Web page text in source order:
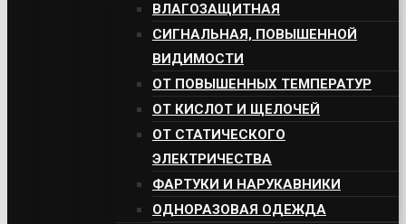
ВЛАГОЗАЩИТНАЯ
СИГНАЛЬНАЯ, ПОВЫШЕННОЙ
ВИДИМОСТИ
ОТ ПОВЫШЕННЫХ ТЕМПЕРАТУР
ОТ КИСЛОТ И ЩЕЛОЧЕЙ
ОТ СТАТИЧЕСКОГО
ЭЛЕКТРИЧЕСТВА
ФАРТУКИ И НАРУКАВНИКИ
ОДНОРАЗОВАЯ ОДЕЖДА